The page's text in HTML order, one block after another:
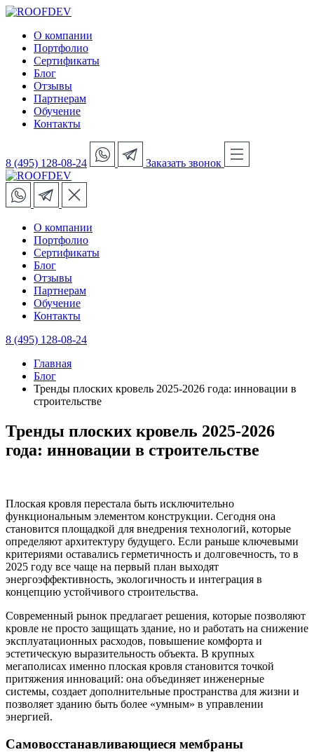
О компании
Портфолио
Сертификаты
Блог
Отзывы
Партнерам
Обучение
Контакты
8 (495) 128-08-24 Заказать звонок
О компании
Портфолио
Сертификаты
Блог
Отзывы
Партнерам
Обучение
Контакты
8 (495) 128-08-24
Главная
Блог
Тренды плоских кровель 2025-2026 года: инновации в
строительстве
Тренды плоских кровель 2025-2026
года: инновации в строительстве
Плоская кровля перестала быть исключительно
функциональным элементом конструкции. Сегодня она
становится площадкой для внедрения технологий, которые
определяют архитектуру будущего. Если раньше ключевыми
критериями оставались герметичность и долговечность, то в
2025 году все чаще на первый план выходят
энергоэффективность, экологичность и интеграция в
концепцию устойчивого строительства.
Современный рынок предлагает решения, которые позволяют
кровле не просто защищать здание, но и работать на снижение
эксплуатационных расходов, повышение комфорта и
эстетическую выразительность объекта. В крупных
мегаполисах именно плоская кровля становится точкой
притяжения инноваций: она объединяет инженерные
системы, создает дополнительные пространства для жизни и
позволяет зданию быть более «умным» в управлении
энергией.
Самовосстанавливающиеся мембраны